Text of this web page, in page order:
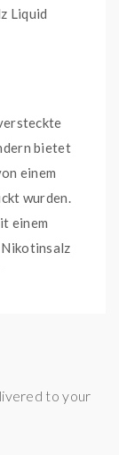
Liquid
bietet
einem
wurden.
einem
Nikotinsalz
to your